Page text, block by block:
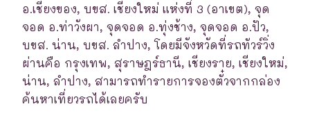
อ.เชียงของ, บขส. เชียงใหม่ แห่งที่ 3 (อาเขต), จุด
จอด อ.ท่าวังผา, จุดจอด อ.ทุ่งช้าง, จุดจอด อ.ปัว,
บขส. น่าน, บขส. ลำปาง, โดยมีจังหวัดที่รถทัวร์วิ่ง
ผ่านคือ กรุงเทพ, สุราษฎร์ธานี, เชียงราย, เชียงใหม่,
น่าน, ลำปาง, สามารถทำรายการจองตั๋วจากกล่อง
ค้นหาเที่ยวรถได้เลยครับ